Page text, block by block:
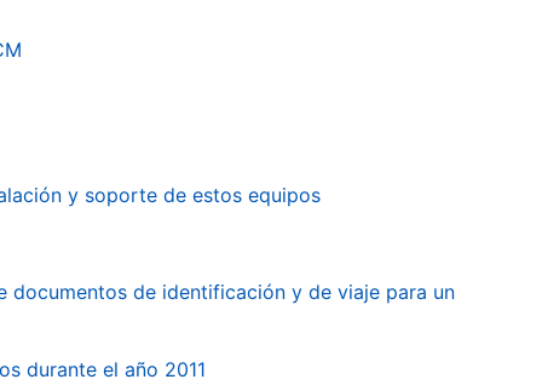
y soporte de estos equipos
de identificación y de viaje para un
durante el año 2011